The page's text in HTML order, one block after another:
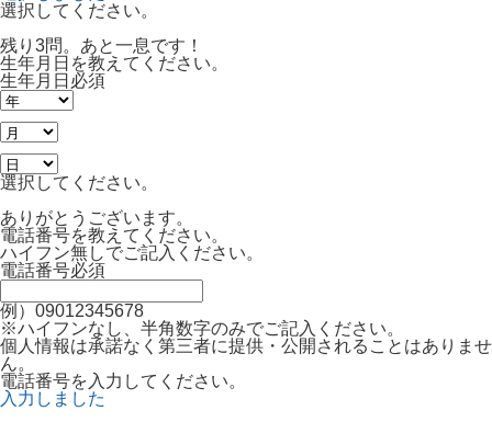
選択してください。
残り3問。あと一息です！
生年月日を教えてください。
生年月日 必須
選択してください。
ありがとうございます。
電話番号を教えてください。
ハイフン無しでご記入ください。
電話番号必須
例）09012345678
※ハイフンなし、半角数字のみでご記入ください。
個人情報は承諾なく第三者に提供・公開されることはありませ
ん。
電話番号を入力してください。
入力しました